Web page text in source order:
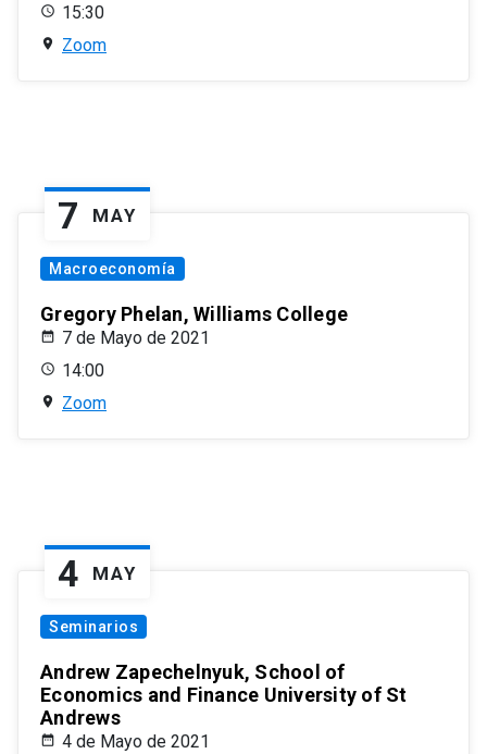
15:30
Zoom
7 MAY
Macroeconomía
Gregory Phelan, Williams College
7 de Mayo de 2021
14:00
Zoom
4 MAY
Seminarios
Andrew Zapechelnyuk, School of
Economics and Finance University of St
Andrews
4 de Mayo de 2021